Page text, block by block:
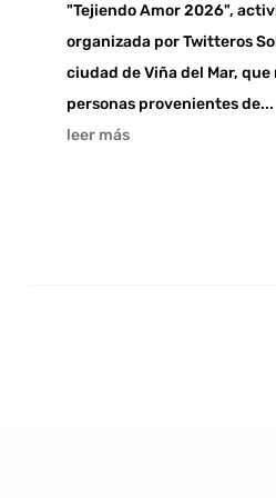
"Tejiendo Amor 2026",
organizada por Twitteros
ciudad de Viña del Mar, que
personas provenientes de...
leer más